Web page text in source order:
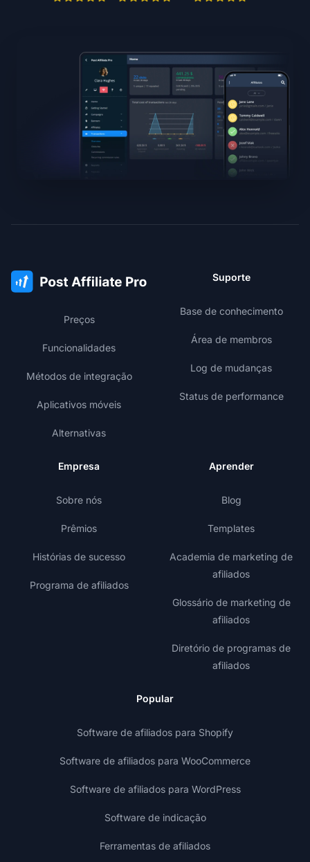
Preços
Funcionalidades
Métodos de integração
Aplicativos móveis
Alternativas
Suporte
Base de conhecimento
Área de membros
Log de mudanças
Status de performance
Empresa
Sobre nós
Prêmios
Histórias de sucesso
Programa de afiliados
Aprender
Blog
Templates
Academia de marketing de
afiliados
Glossário de marketing de
afiliados
Diretório de programas de
afiliados
Popular
Software de afiliados para Shopify
Software de afiliados para WooCommerce
Software de afiliados para WordPress
Software de indicação
Ferramentas de afiliados